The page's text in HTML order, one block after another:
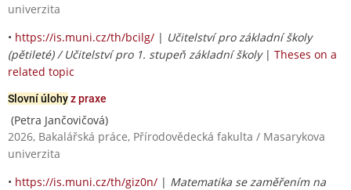
univerzita
• https://is.muni.cz/th/bcilg/ | Učitelství pro základní školy
(pětileté) / Učitelství pro 1. stupeň základní školy| Theses on a
related topic
Slovní úlohyz praxe
(Petra Jančovičová)
2026, Bakalářská práce, Přírodovědecká fakulta / Masarykova
univerzita
• https://is.muni.cz/th/giz0n/ | Matematika se zaměřením na